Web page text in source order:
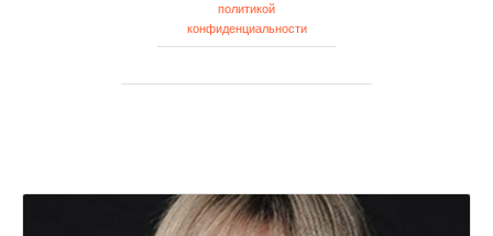
политикой
конфиденциальности